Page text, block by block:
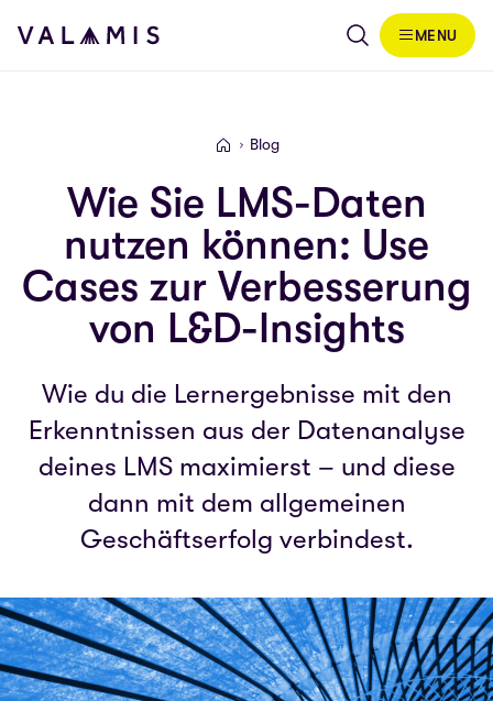
Skip to content
Valamis
MENU
Valamis
Blog
Wie Sie LMS-Daten
nutzen können: Use
Cases zur Verbesserung
von L&D-Insights
Wie du die Lernergebnisse mit den
Erkenntnissen aus der Datenanalyse
deines LMS maximierst – und diese
dann mit dem allgemeinen
Geschäftserfolg verbindest.